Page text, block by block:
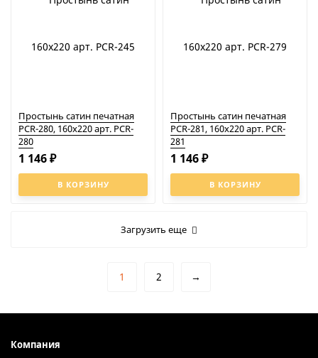
Простынь сатин печатная
PCR-280, 160x220 арт. PCR-
280
В КОРЗИНУ
1 146 ₽
Простынь сатин печатная
PCR-281, 160x220 арт. PCR-
281
В КОРЗИНУ
1 146 ₽
Загрузить еще
1 2 →
Компания